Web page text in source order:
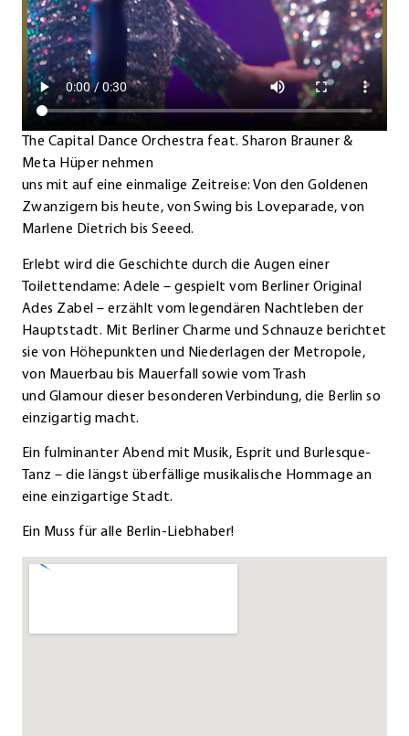
The Capital Dance Orchestra feat. Sharon Brauner &
Meta Hüper nehmen
uns mit auf eine einmalige Zeitreise: Von den Goldenen
Zwanzigern bis heute, von Swing bis Loveparade, von
Marlene Dietrich bis Seeed.
Erlebt wird die Geschichte durch die Augen einer
Toilettendame: Adele – gespielt vom Berliner Original
Ades Zabel – erzählt vom legendären Nachtleben der
Hauptstadt. Mit Berliner Charme und Schnauze berichtet
sie von Höhepunkten und Niederlagen der Metropole,
von Mauerbau bis Mauerfall sowie vom Trash
und Glamour dieser besonderen Verbindung, die Berlin so
einzigartig macht.
Ein fulminanter Abend mit Musik, Esprit und Burlesque-
Tanz – die längst überfällige musikalische Hommage an
eine einzigartige Stadt.
Ein Muss für alle Berlin-Liebhaber!